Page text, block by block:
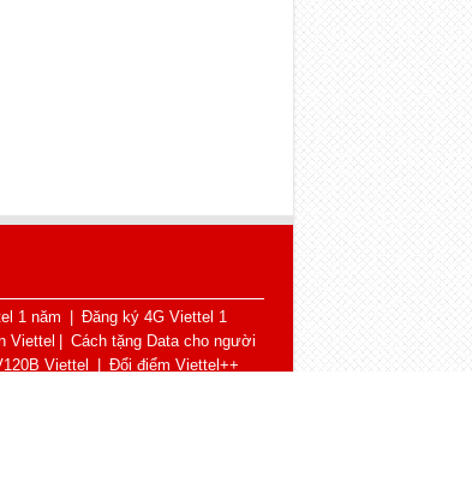
1 năm
Đăng ký 4G Viettel 1
Viettel
Cách tặng Data cho người
Viettel
Đổi điểm Viettel++